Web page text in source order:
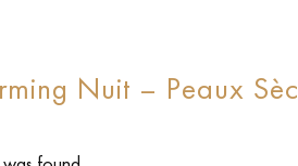
Nuit – Peaux